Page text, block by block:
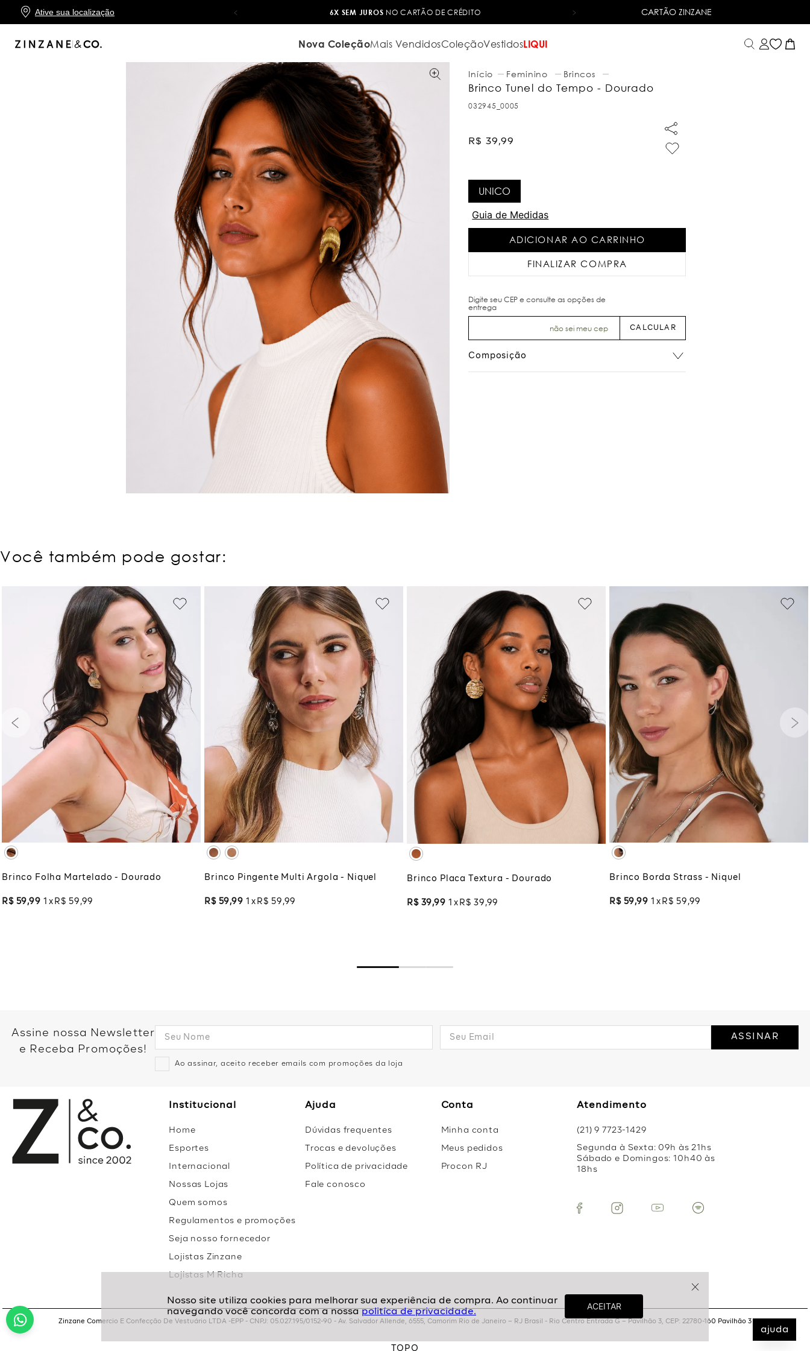
Ative sua localização
TROCA FÁCIL 6X SEM JUROS NO CARTÃO DE CRÉDITO ENTREGA RÁPIDAPARA TODO BRASIL. *CONSULTE
CARTÃO ZINZANE
Nova ColeçãoMais VendidosColeçãoVestidosLIQUI
ajuda
politíca de privacidade.
Feminino Brincos
Brinco Tunel do Tempo - Dourado
032945_0005
R$ 39,99
UNICO
Guia de Medidas
ADICIONAR AO CARRINHO
FINALIZAR COMPRA
não sei meu cep
Composição
Você também pode gostar:
ADICIONAR À SACOLA
Brinco Folha Martelado - Dourado
R$ 59,99 1 R$ 59 ,99
ADICIONAR À SACOLA
Brinco Pingente Multi Argola - Niquel
R$ 59,99 1 R$ 59 ,99
UNICO
ADICIONAR À SACOLA
Brinco Placa Textura - Dourado
R$ 39,99 1 R$ 39 ,99
UNICO
ADICIONAR À SACOLA
Brinco Borda Strass - Niquel
R$ 59,99 1 R$ 59 ,99
Assine nossa Newsletter
e Receba Promoções!
Ao assinar, aceito receber emails com promoções da loja
ASSINAR
Institucional
Home
Esportes
Internacional
Nossas Lojas
Quem somos
Regulamentos e promoções
Seja nosso fornecedor
Lojistas Zinzane
Lojistas M Richa
Ajuda
Dúvidas frequentes
Trocas e devoluções
Política de privacidade
Fale conosco
Conta
Minha conta
Meus pedidos
Procon RJ
Atendimento
(21) 9 7723-1429
Segunda à Sexta: 09h às 21hs
Sábado e Domingos: 10h40 às
18hs
Zinzane Comercio E Confecção De Vestuário LTDA -EPP - CNPJ: 05.027.195/0152-90 - Av. Salvador Allende, 6555, Camorim Rio de Janeiro – RJ Brasil - Rio Centro Entrada G – Pavilhão 3, CEP: 22780-160 Pavilhão 3
TOPO